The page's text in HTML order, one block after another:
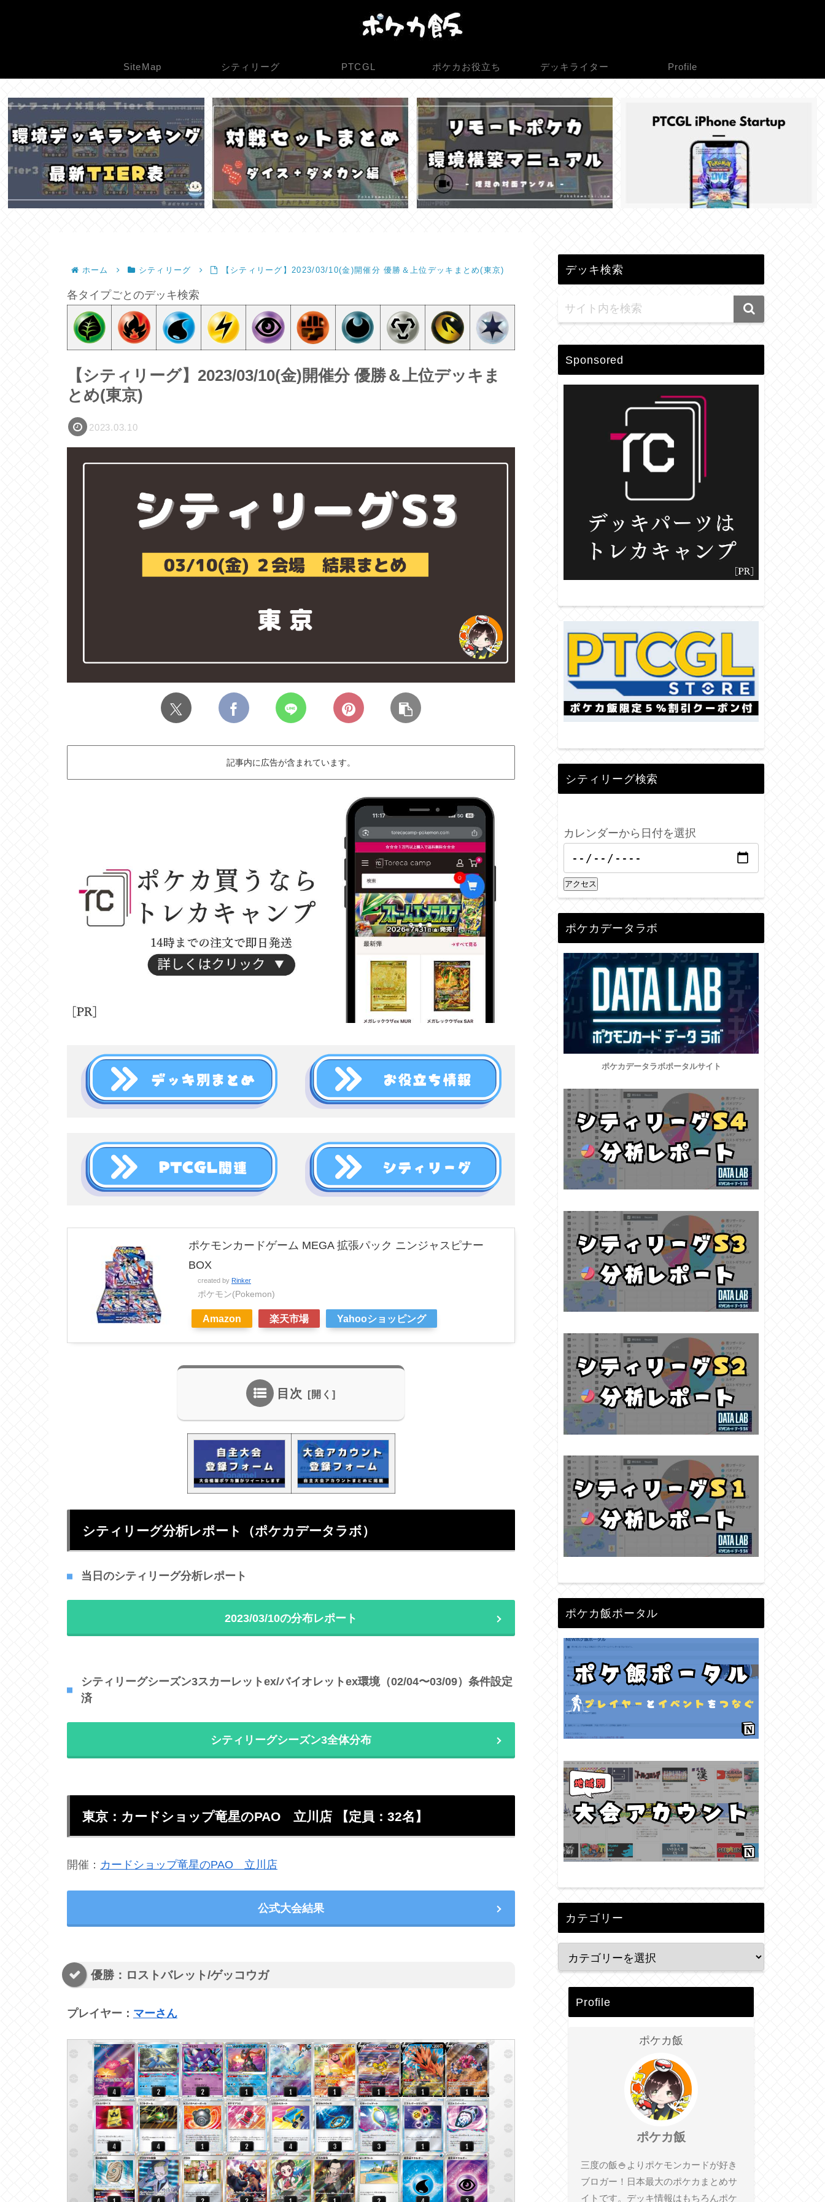
SiteMap シティリーグ PTCGL ポケカお役立ち デッキライター Profile
ホーム シティリーグ 【シティリーグ】2023/03/10(金)開催分 優勝＆上位デッキまとめ(東京)
各タイプごとのデッキ検索
【シティリーグ】2023/03/10(金)開催分 優勝＆上位デッキま
とめ(東京)
2023.03.10
記事内に広告が含まれています。
ポケモンカードゲーム MEGA 拡張パック ニンジャスピナー
BOX
created by Rinker
ポケモン(Pokemon)
Amazon 楽天市場 Yahooショッピング
目次
シティリーグ分析レポート（ポケカデータラボ）
当日のシティリーグ分析レポート
2023/03/10の分布レポート
シティリーグシーズン3スカーレットex/バイオレットex環境（02/04〜03/09）条件設定
済
シティリーグシーズン3全体分布
東京：カードショップ竜星のPAO 立川店 【定員：32名】
開催： カードショップ竜星のPAO 立川店
公式大会結果
優勝：ロストバレット/ゲッコウガ
プレイヤー： マーさん
デッキ検索
Sponsored
シティリーグ検索
カレンダーから日付を選択
アクセス
ポケカデータラボ
ポケカデータラボポータルサイト
ポケカ飯ポータル
カテゴリー
Profile
ポケカ飯
ポケカ飯
三度の飯🍚よりポケモンカードが好き
ブロガー！日本最大のポケカまとめサ
イトです。デッキ情報はもちろんポケ